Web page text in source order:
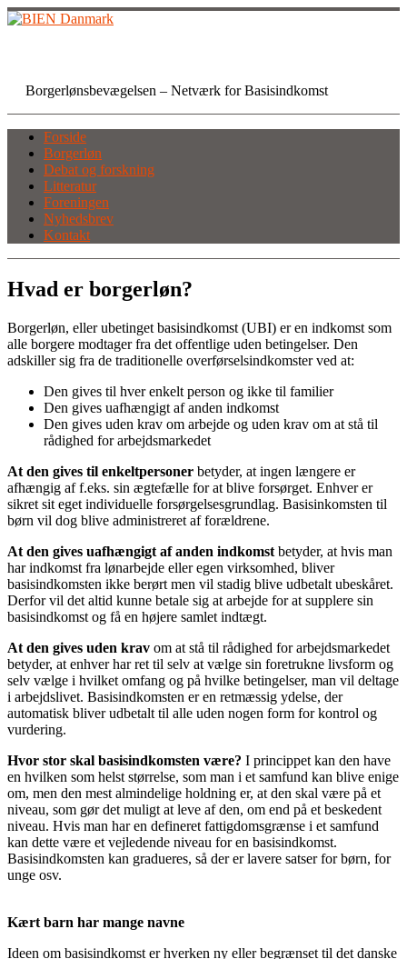
Skip
to
Borgerlønsbevægelsen – Netværk for Basisindkomst
Forside
Borgerløn
Debat og forskning
Litteratur
Foreningen
Nyhedsbrev
Kontakt
Hvad er borgerløn?
Borgerløn, eller ubetinget basisindkomst (UBI) er en indkomst som
alle borgere modtager fra det offentlige uden betingelser. Den
adskiller sig fra de traditionelle overførselsindkomster ved at:
Den gives til hver enkelt person og ikke til familier
Den gives uafhængigt af anden indkomst
Den gives uden krav om arbejde og uden krav om at stå til
rådighed for arbejdsmarkedet
At den gives til enkeltpersoner betyder, at ingen længere er
afhængig af f.eks. sin ægtefælle for at blive forsørget. Enhver er
sikret sit eget individuelle forsørgelsesgrundlag. Basisinkomsten til
børn vil dog blive administreret af forældrene.
At den gives uafhængigt af anden indkomst betyder, at hvis man
har indkomst fra lønarbejde eller egen virksomhed, bliver
basisindkomsten ikke berørt men vil stadig blive udbetalt ubeskåret.
Derfor vil det altid kunne betale sig at arbejde for at supplere sin
basisindkomst og få en højere samlet indtægt.
At den gives uden krav om at stå til rådighed for arbejdsmarkedet
betyder, at enhver har ret til selv at vælge sin foretrukne livsform og
selv vælge i hvilket omfang og på hvilke betingelser, man vil deltage
i arbejdslivet. Basisindkomsten er en retmæssig ydelse, der
automatisk bliver udbetalt til alle uden nogen form for kontrol og
vurdering.
Hvor stor skal basisindkomsten være? I princippet kan den have
en hvilken som helst størrelse, som man i et samfund kan blive enige
om, men den mest almindelige holdning er, at den skal være på et
niveau, som gør det muligt at leve af den, om end på et beskedent
niveau. Hvis man har en defineret fattigdomsgrænse i et samfund
kan dette være et vejledende niveau for en basisindkomst.
Basisindkomsten kan gradueres, så der er lavere satser for børn, for
unge osv.
Kært barn har mange navne
Ideen om basisindkomst er hverken ny eller begrænset til det danske